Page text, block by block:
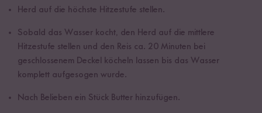
Herd auf die höchste Hitzestufe stellen.
Sobald das Wasser kocht, den Herd auf die mittlere
Hitzestufe stellen und den Reis ca. 20 Minuten bei
geschlossenem Deckel köcheln lassen bis das Wasser
komplett aufgesogen wurde.
Nach Belieben ein Stück Butter hinzufügen.